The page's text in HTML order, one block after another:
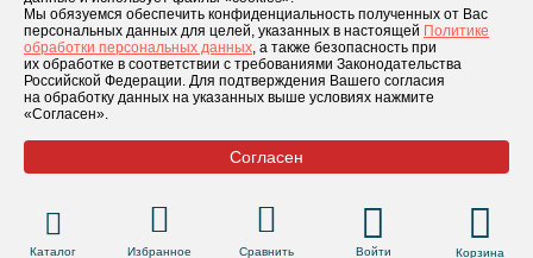
Мы обязуемся обеспечить конфиденциальность полученных от Вас
персональных данных для целей, указанных в настоящей Политике
обработки персональных данных, а также безопасность при
их обработке в соответствии с требованиями Законодательства
Российской Федерации. Для подтверждения Вашего согласия
на обработку данных на указанных выше условиях нажмите
«Согласен».
Согласен
Каталог товаров О компании Доставка и оплата Блог
Условия рассрочки
Контакты
© 2026 «GLADIATOR»
Каталог Избранное Сравнить Войти Корзина